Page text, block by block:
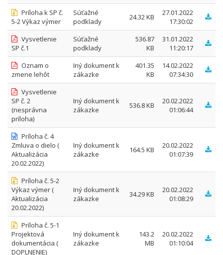
Príloha k SP č.
5-2 Výkaz výmer
Súťažné
podklady
24.32 KB
27.01.2022
17:30:02
Vysvetlenie
SP č.1
Súťažné
podklady
536.87
KB
31.01.2022
11:20:17
Oznam o
zmene lehôt
Iný dokument k
zákazke
401.35
KB
14.02.2022
07:34:30
Vysvetlenie
SP č. 2
(nesprávna
príloha)
Iný dokument k
zákazke
536.8 KB
20.02.2022
01:06:44
Príloha č. 4
Zmluva o dielo (
Aktualizácia
20.02.2022)
Iný dokument k
zákazke
164.5 KB
20.02.2022
01:07:39
Príloha č. 5-2
Výkaz výmer (
Aktualizácia
20.02.2022)
Iný dokument k
zákazke
34.29 KB
20.02.2022
01:08:29
Príloha č. 5-1
Projektová
dokumentácia (
DOPLNENIE)
Iný dokument k
zákazke
143.2
MB
20.02.2022
01:10:04